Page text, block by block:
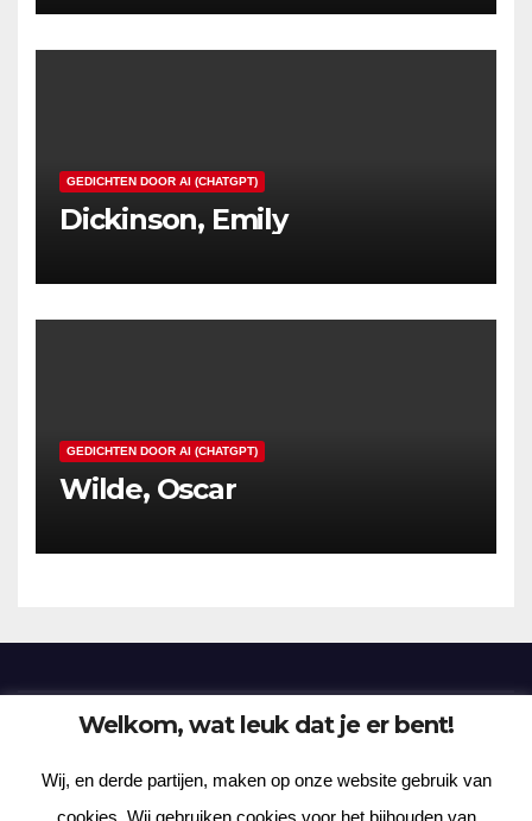
GEDICHTEN DOOR AI (CHATGPT)
Dickinson, Emily
GEDICHTEN DOOR AI (CHATGPT)
Wilde, Oscar
Frenzy Plantation
Korte verhalen, kortere gedichten, lange gedachten
Welkom, wat leuk dat je er bent!
Wij, en derde partijen, maken op onze website gebruik van
cookies. Wij gebruiken cookies voor het bijhouden van